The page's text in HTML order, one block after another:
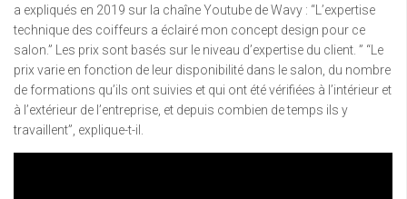
a expliqués en 2019 sur la chaîne Youtube de Wavy : “L’expertise
technique des coiffeurs a éclairé mon concept design pour ce
salon.” Les prix sont basés sur le niveau d’expertise du client. ” “Le
prix varie en fonction de leur disponibilité dans le salon, du nombre
de formations qu’ils ont suivies et qui ont été vérifiées à l’intérieur et
à l’extérieur de l’entreprise, et depuis combien de temps ils y
travaillent”, explique-t-il.